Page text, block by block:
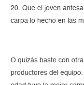
20. Que el joven
carpa lo hecho en las
O quizás baste con
productores del